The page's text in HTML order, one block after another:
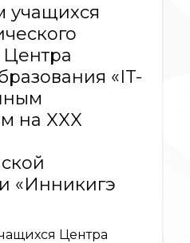
учащихся
Центра
«IT-
на XXX
«Инникигэ
Центра